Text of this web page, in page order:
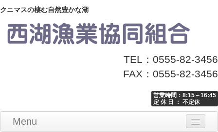
クニマスの棲む自然豊かな湖
TEL：0555-82-3456
FAX：0555-82-3456
営業時間：8:15～16:45
定 休 日 ： 不定休
Menu